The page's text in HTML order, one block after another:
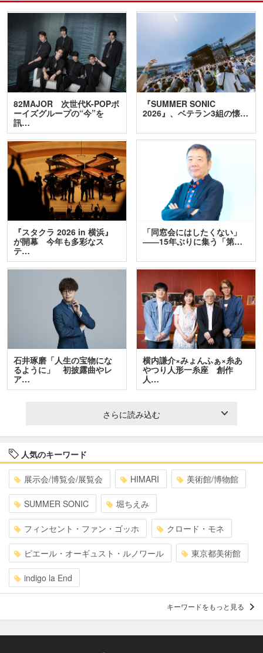
82MAJOR 次世代K-POPボ
ーイズグループの“今”を
訊…
『SUMMER SONIC
2026』、ベテラン3組の懐…
『スタクラ 2026 in 横浜』
が開幕 今年も多彩なス
テ…
「同窓会にはしたくない」
――15年ぶりに集う「第…
石井琢磨「人生の宝物にな
るように」 初披露曲やレ
ア…
横内謙介×みょんふぁ×糸あ
やつり人形一糸座 創作
人…
さらに読み込む
人気のキーワード
展示会/博覧会/展覧会 HIMARI 美術館/博物館
SUMMER SONIC 堀ちえみ
フィンセント・ファン・ゴッホ クロード・モネ
ピエール・オーギュスト・ルノワール 東京都美術館
indigo la End
キーワードをもっと見る